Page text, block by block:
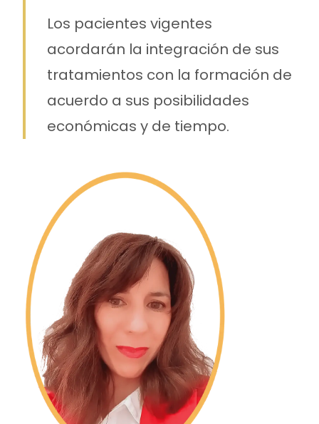
Los pacientes vigentes
acordarán la integración de sus
tratamientos con la formación de
acuerdo a sus posibilidades
económicas y de tiempo.